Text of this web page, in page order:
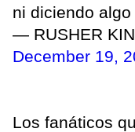
ni diciendo
— RUSHER
December 19,
Los fanáticos